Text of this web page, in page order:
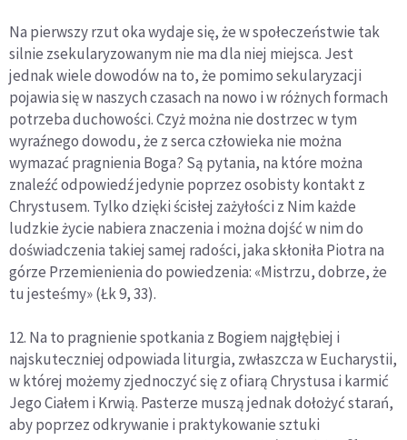
Na pierwszy rzut oka wydaje się, że w społeczeństwie tak
silnie zsekularyzowanym nie ma dla niej miejsca. Jest
jednak wiele dowodów na to, że pomimo sekularyzacji
pojawia się w naszych czasach na nowo i w różnych formach
potrzeba duchowości. Czyż można nie dostrzec w tym
wyraźnego dowodu, że z serca człowieka nie można
wymazać pragnienia Boga? Są pytania, na które można
znaleźć odpowiedź jedynie poprzez osobisty kontakt z
Chrystusem. Tylko dzięki ścisłej zażyłości z Nim każde
ludzkie życie nabiera znaczenia i można dojść w nim do
doświadczenia takiej samej radości, jaka skłoniła Piotra na
górze Przemienienia do powiedzenia: «Mistrzu, dobrze, że
tu jesteśmy» (Łk 9, 33).
12. Na to pragnienie spotkania z Bogiem najgłębiej i
najskuteczniej odpowiada liturgia, zwłaszcza w Eucharystii,
w której możemy zjednoczyć się z ofiarą Chrystusa i karmić
Jego Ciałem i Krwią. Pasterze muszą jednak dołożyć starań,
aby poprzez odkrywanie i praktykowanie sztuki